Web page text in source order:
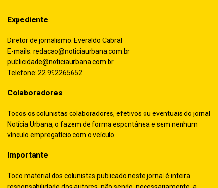
Expediente
Diretor de jornalismo: Everaldo Cabral
E-mails: redacao@noticiaurbana.com.br
publicidade@noticiaurbana.com.br
Telefone: 22 992265652
Colaboradores
Todos os colunistas colaboradores, efetivos ou eventuais do jornal
Notícia Urbana, o fazem de forma espontânea e sem nenhum
vínculo empregatício com o veículo
Importante
Todo material dos colunistas publicado neste jornal é inteira